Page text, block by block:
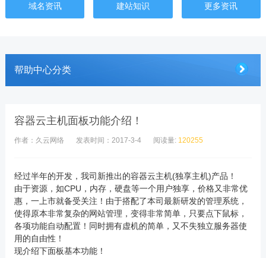
域名资讯 建站知识 更多资讯
帮助中心分类
容器云主机面板功能介绍！
作者：久云网络 发表时间：2017-3-4 阅读量: 120255
经过半年的开发，我司新推出的容器云主机(独享主机)产品！
由于资源，如CPU，内存，硬盘等一个用户独享，价格又非常优
惠，一上市就备受关注！由于搭配了本司最新研发的管理系统，
使得原本非常复杂的网站管理，变得非常简单，只要点下鼠标，
各项功能自动配置！同时拥有虚机的简单，又不失独立服务器使
用的自由性！
现介绍下面板基本功能！